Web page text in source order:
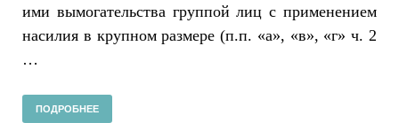
ими вымогательства группой лиц с применением
насилия в крупном размере (п.п. «а», «в», «г» ч. 2
…
ПОДРОБНЕЕ